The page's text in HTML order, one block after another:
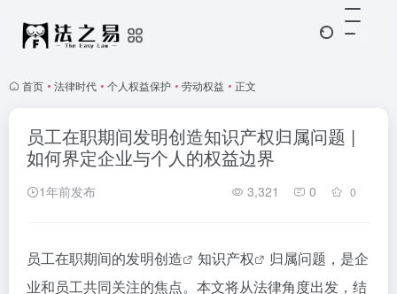
首页 • 法律时代 • 个人权益保护 • 劳动权益 • 正文
员工在职期间发明创造知识产权归属问题 |
如何界定企业与个人的权益边界
1年前发布 3,321 0 0
员工在职期间的发明创造 知识产权
归属问题，是企
业和员工共同关注的焦点。本文将从法律角度出发，结